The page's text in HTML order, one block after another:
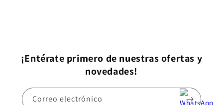
¡Entérate primero de nuestras ofertas y
novedades!
Correo electrónico